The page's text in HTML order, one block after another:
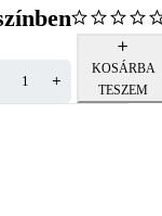
KOSÁRBA
TESZEM